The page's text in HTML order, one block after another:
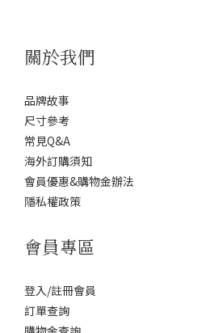
關於我們
品牌故事
尺寸參考
常見Q&A
海外訂購須知
會員優惠&購物金辦法
隱私權政策
會員專區
登入/註冊會員
訂單查詢